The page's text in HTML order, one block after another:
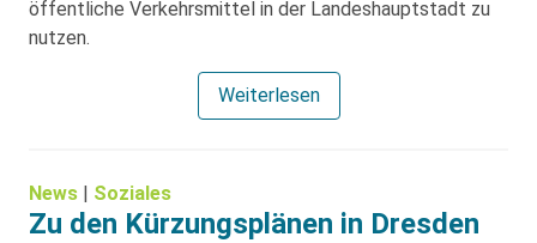
öffentliche Verkehrsmittel in der Landeshauptstadt zu
nutzen.
Weiterlesen
News Soziales
Zu den Kürzungsplänen in Dresden